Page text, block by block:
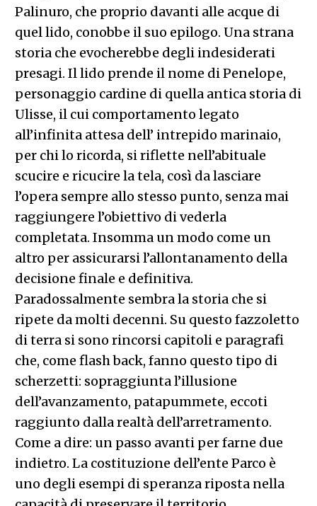
Palinuro, che proprio davanti alle acque di
quel lido, conobbe il suo epilogo. Una strana
storia che evocherebbe degli indesiderati
presagi. Il lido prende il nome di Penelope,
personaggio cardine di quella antica storia di
Ulisse, il cui comportamento legato
all’infinita attesa dell’ intrepido marinaio,
per chi lo ricorda, si riflette nell’abituale
scucire e ricucire la tela, così da lasciare
l’opera sempre allo stesso punto, senza mai
raggiungere l’obiettivo di vederla
completata. Insomma un modo come un
altro per assicurarsi l’allontanamento della
decisione finale e definitiva.
Paradossalmente sembra la storia che si
ripete da molti decenni. Su questo fazzoletto
di terra si sono rincorsi capitoli e paragrafi
che, come flash back, fanno questo tipo di
scherzetti: sopraggiunta l’illusione
dell’avanzamento, patapummete, eccoti
raggiunto dalla realtà dell’arretramento.
Come a dire: un passo avanti per farne due
indietro. La costituzione dell’ente Parco è
uno degli esempi di speranza riposta nella